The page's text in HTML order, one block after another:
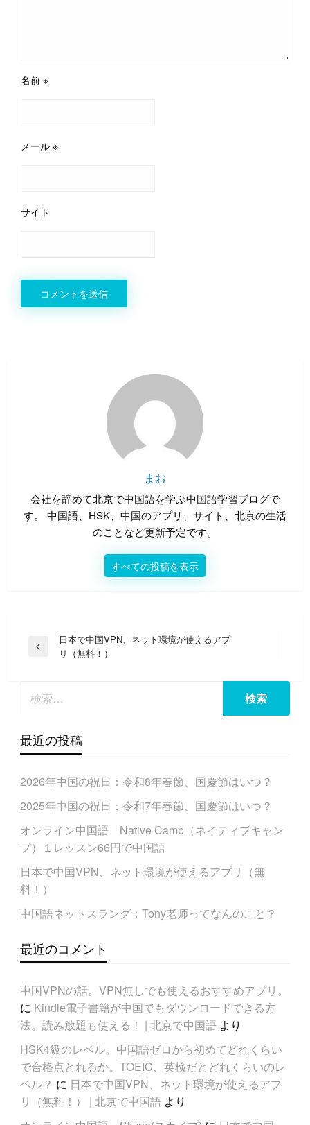
名前 ※
メール ※
サイト
まお
会社を辞めて北京で中国語を学ぶ中国語学習ブログで
す。 中国語、HSK、中国のアプリ、サイト、北京の生活
のことなど更新予定です。
すべての投稿を表示
投
ビ
ー
シ
ョ
稿
日本で中国VPN、ネット環境が使えるアプ
リ（無料！）
最近の投稿
2026年中国の祝日：令和8年春節、国慶節はいつ？
2025年中国の祝日：令和7年春節、国慶節はいつ？
オンライン中国語 Native Camp（ネイティブキャン
プ）１レッスン66円で中国語
日本で中国VPN、ネット環境が使えるアプリ（無
料！）
中国語ネットスラング：Tony老师ってなんのこと？
最近のコメント
中国VPNの話。VPN無しでも使えるおすすめアプリ。
に Kindle電子書籍が中国でもダウンロードできる方
法。読み放題も使える！ | 北京で中国語より
HSK4級のレベル。中国語ゼロから初めてどれくらい
で合格点とれるか。TOEIC、英検だとどれくらいのレ
ベル？ に 日本で中国VPN、ネット環境が使えるアプ
リ（無料！） | 北京で中国語より